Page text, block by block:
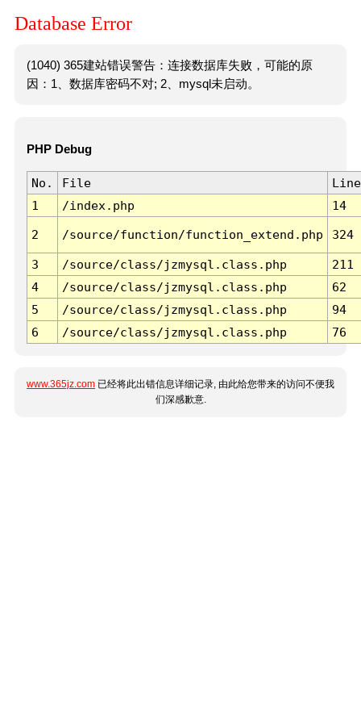
Database Error
(1040) 365建站错误警告：连接数据库失败，可能的原
因：1、数据库密码不对; 2、mysql未启动。
PHP Debug
No. File
Line
1
/index.php 14
2 /source/function/function_extend.php 324
3 /source/class/jzmysql.class.php
211
4
/source/class/jzmysql.class.php
62
5
/source/class/jzmysql.class.php
94
6
/source/class/jzmysql.class.php 76
www.365jz.com 已经将此出错信息详细记录, 由此给您带来的访问不便我
们深感歉意.